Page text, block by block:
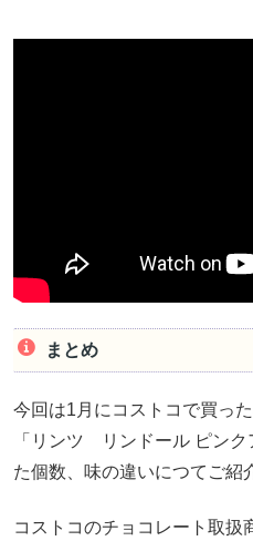
まとめ
今回は1月にコストコで買っ
「リンツ リンドール ピン
た個数、味の違いにつてご紹
コストコのチョコレート取扱